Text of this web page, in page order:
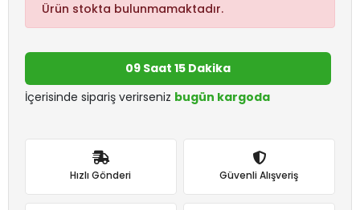
Ürün stokta bulunmamaktadır.
09 Saat 15 Dakika
İçerisinde sipariş verirseniz bugün kargoda
Hızlı Gönderi Güvenli Alışveriş